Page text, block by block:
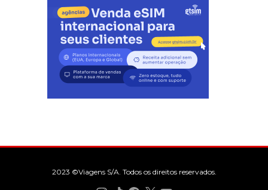
2023 ©Viagens S/A. Todos os direitos reservados.